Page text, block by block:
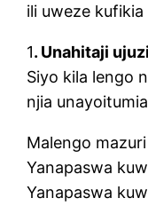
ili uweze
1. Unahitaji
Siyo kila lengo
njia
Malengo
Yanapaswa
Yanapaswa